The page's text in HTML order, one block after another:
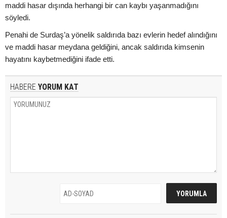
maddi hasar dışında herhangi bir can kaybı yaşanmadığını
söyledi.
Penahi de Surdaş’a yönelik saldırıda bazı evlerin hedef alındığını
ve maddi hasar meydana geldiğini, ancak saldırıda kimsenin
hayatını kaybetmediğini ifade etti.
HABERE YORUM KAT